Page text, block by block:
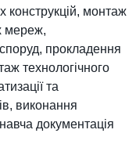
конструкцій, монтаж
мереж,
прокладення
технологічного
та
виконання
документація